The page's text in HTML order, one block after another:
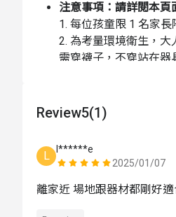
注意事項：請詳閱本
1. 每位孩童限 1 名家
2. 為考量環境衛生，
需穿襪子，不穿站在器
5. 老師上課時會不停的
後再加入
6. 第一次上課孩子若尚
慢引導孩子加入，一點
7. 上課時家長可自由拍
Review5(1)
L
l******e
2025/01/07
離家近 場地跟器材都剛好